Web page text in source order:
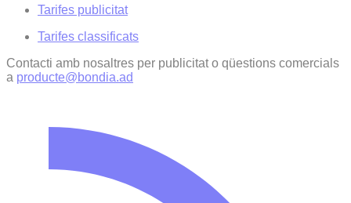
Tarifes publicitat
Tarifes classificats
Contacti amb nosaltres per publicitat o qüestions comercials
a producte@bondia.ad